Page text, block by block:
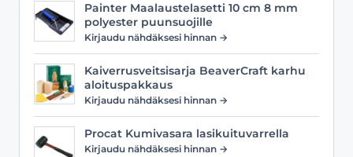
Painter Maalaustelasetti 10 cm 8 mm
polyester puunsuojille
Kirjaudu nähdäksesi hinnan →
Kaiverrusveitsisarja BeaverCraft karhu
aloituspakkaus
Kirjaudu nähdäksesi hinnan →
Procat Kumivasara lasikuituvarrella
Kirjaudu nähdäksesi hinnan →